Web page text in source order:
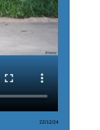
22/12/24